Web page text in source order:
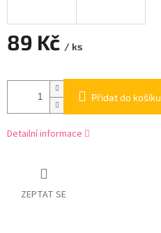
89 Kč / ks
cena:
Přidat do košíku
Detailní informace
ZEPTAT SE